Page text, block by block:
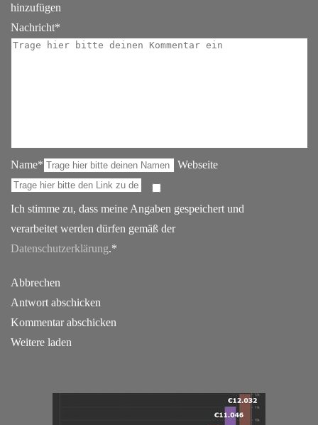
hinzufügen
Nachricht*
Name* Webseite
Ich stimme zu, dass meine Angaben gespeichert und
verarbeitet werden dürfen gemäß der
Datenschutzerklärung.*
Abbrechen
Antwort abschicken
Kommentar abschicken
Weitere laden